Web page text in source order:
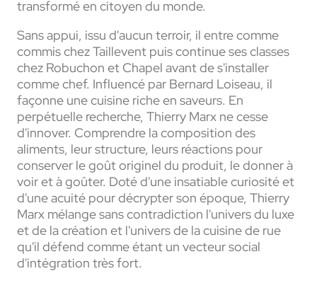
transformé en citoyen du monde.
Sans appui, issu d'aucun terroir, il entre comme
commis chez Taillevent puis continue ses classes
chez Robuchon et Chapel avant de s'installer
comme chef. Influencé par Bernard Loiseau, il
façonne une cuisine riche en saveurs. En
perpétuelle recherche, Thierry Marx ne cesse
d'innover. Comprendre la composition des
aliments, leur structure, leurs réactions pour
conserver le goût originel du produit, le donner à
voir et à goûter. Doté d'une insatiable curiosité et
d'une acuité pour décrypter son époque, Thierry
Marx mélange sans contradiction l'univers du luxe
et de la création et l'univers de la cuisine de rue
qu'il défend comme étant un vecteur social
d'intégration très fort.